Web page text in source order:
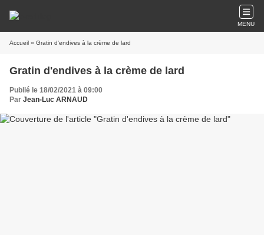
MENU
Accueil » Gratin d'endives à la crème de lard
Gratin d'endives à la crème de lard
Publié le 18/02/2021 à 09:00
Par Jean-Luc ARNAUD